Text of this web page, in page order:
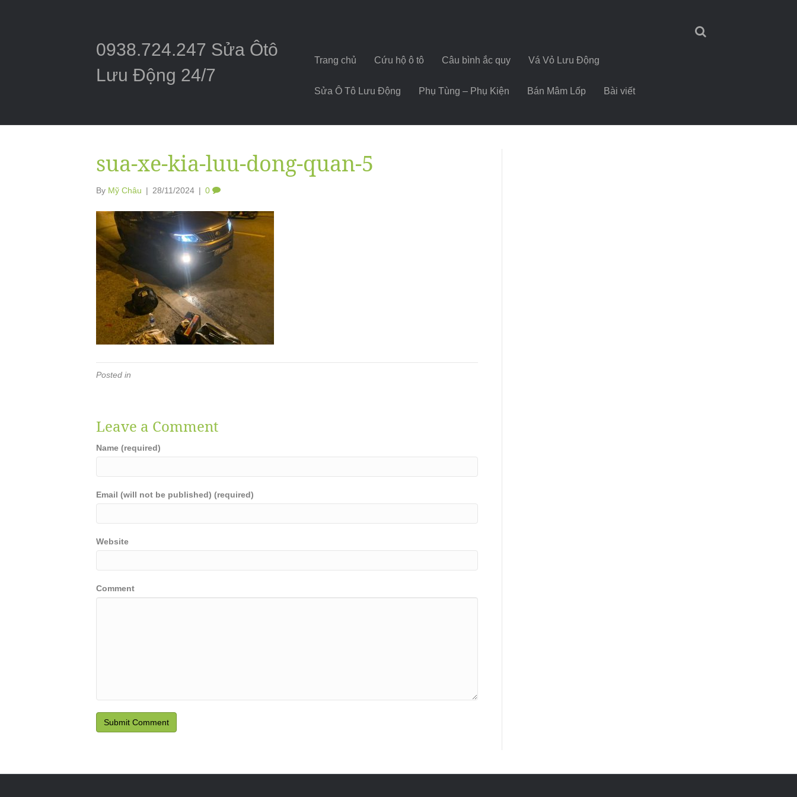
0938.724.247 Sửa Ôtô
Lưu Động 24/7
Trang chủ Cứu hộ ô tô Câu bình ắc quy Vá Vỏ Lưu Động
Sửa Ô Tô Lưu Động Phụ Tùng – Phụ Kiện Bán Mâm Lốp Bài viết
sua-xe-kia-luu-dong-quan-5
By Mỹ Châu | 28/11/2024 | 0
Posted in
Leave a Comment
Name (required)
Email (will not be published) (required)
Website
Comment